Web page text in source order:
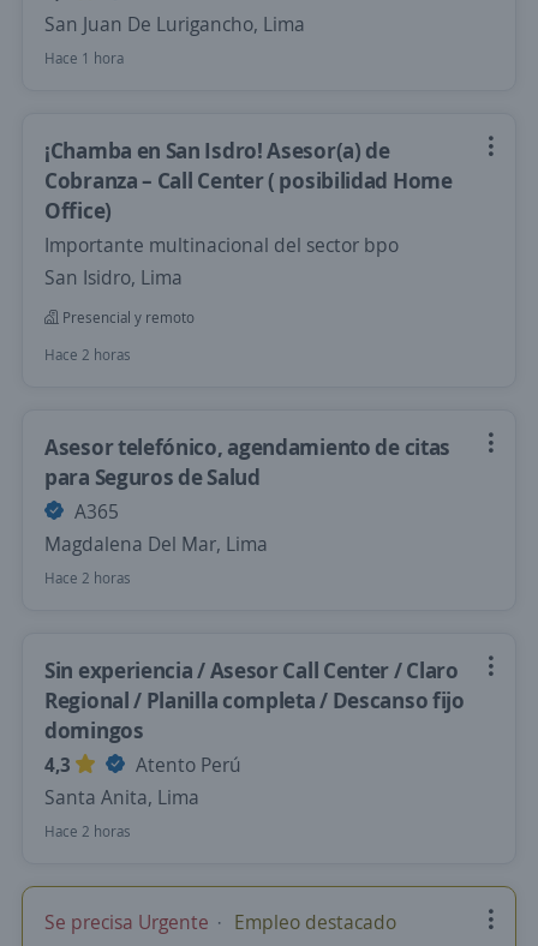
San Juan De Lurigancho, Lima
Hace 1 hora
¡Chamba en San Isdro! Asesor(a) de
Cobranza – Call Center ( posibilidad Home
Office)
Importante multinacional del sector bpo
San Isidro, Lima
Presencial y remoto
Hace 2 horas
Asesor telefónico, agendamiento de citas
para Seguros de Salud
A365
Magdalena Del Mar, Lima
Hace 2 horas
Sin experiencia / Asesor Call Center / Claro
Regional / Planilla completa / Descanso fijo
domingos
4,3
Atento Perú
Santa Anita, Lima
Hace 2 horas
Se precisa Urgente Empleo destacado